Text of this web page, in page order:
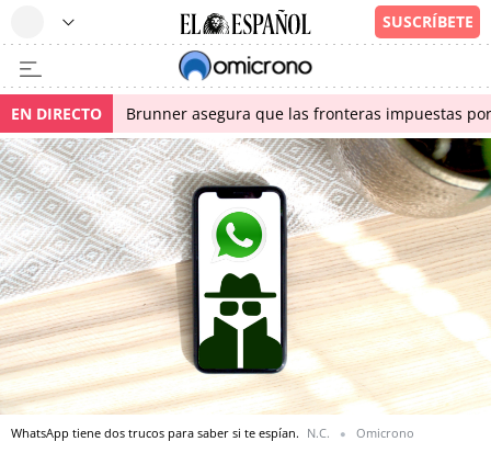
EN DIRECTO Brunner asegura que las fronteras impuestas
WhatsApp tiene dos trucos para saber si te espían. N.C. Omicrono